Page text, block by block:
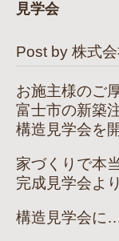
見学会
Post by 株式
お施主様のご
富士市の新築
構造見学会を
家づくりで本
完成見学会よ
構造見学会に